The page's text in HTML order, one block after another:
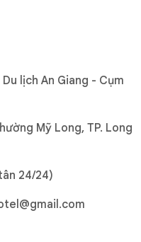
lịch An Giang - Cụm
Mỹ Long, TP. Long
24/24)